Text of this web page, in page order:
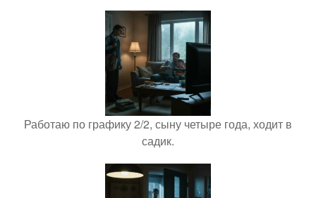
Работаю по графику 2/2, сыну четыре года, ходит в
садик.